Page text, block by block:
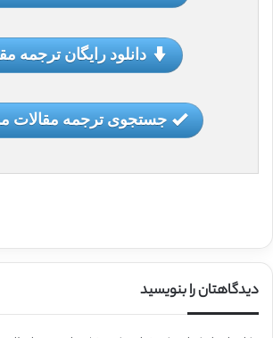
دانلود رایگان ترجمه
جستجوی ترجمه مقالات
دیدگاهتان را بنویسید